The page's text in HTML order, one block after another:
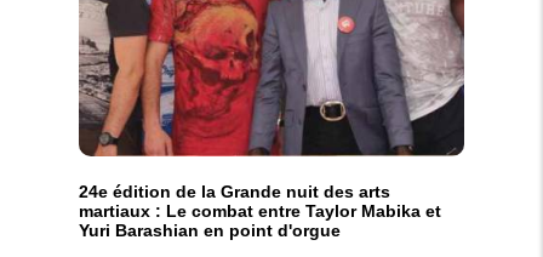
24e édition de la Grande nuit des arts
martiaux : Le combat entre Taylor Mabika et
Yuri Barashian en point d'orgue